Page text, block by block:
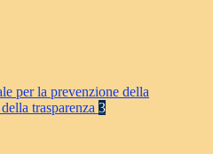
per la prevenzione della
trasparenza 3